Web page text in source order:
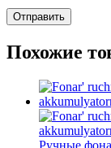
Похожие
Ручные